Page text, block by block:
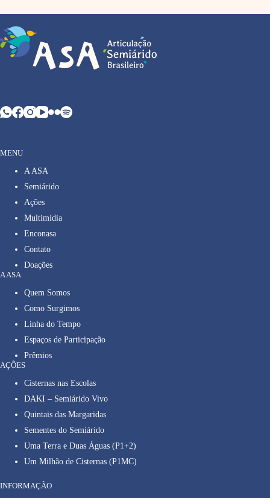
MENU
A ASA
Semiárido
Ações
Multimídia
Enconasa
Contato
Doações
A ASA
Quem Somos
Como Surgimos
Linha do Tempo
Espaços de Participação
Prêmios
AÇÕES
Cisternas nas Escolas
DAKI – Semiárido Vivo
Quintais das Margaridas
Sementes do Semiárido
Uma Terra e Duas Águas (P1+2)
Um Milhão de Cisternas (P1MC)
INFORMAÇÃO